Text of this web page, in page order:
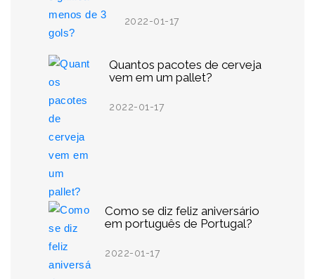
2022-01-17
Quantos pacotes de cerveja
vem em um pallet?
2022-01-17
Como se diz feliz aniversário
em português de Portugal?
2022-01-17